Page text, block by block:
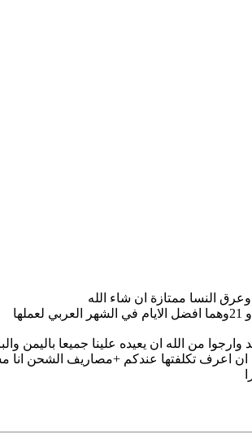
من الله ان يعيده علينا جميعا باليمن
اعرف تكلفتها عندكم +مصاريف الشحن انا